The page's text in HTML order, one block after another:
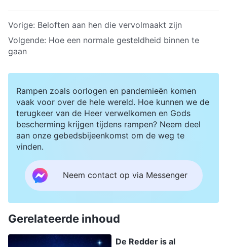
Vorige: Beloften aan hen die vervolmaakt zijn
Volgende: Hoe een normale gesteldheid binnen te
gaan
Rampen zoals oorlogen en pandemieën komen
vaak voor over de hele wereld. Hoe kunnen we de
terugkeer van de Heer verwelkomen en Gods
bescherming krijgen tijdens rampen? Neem deel
aan onze gebedsbijeenkomst om de weg te
vinden.
Neem contact op via Messenger
Gerelateerde inhoud
De Redder is al